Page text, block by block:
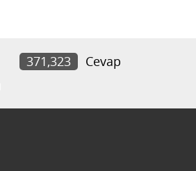
371,323
Cevap